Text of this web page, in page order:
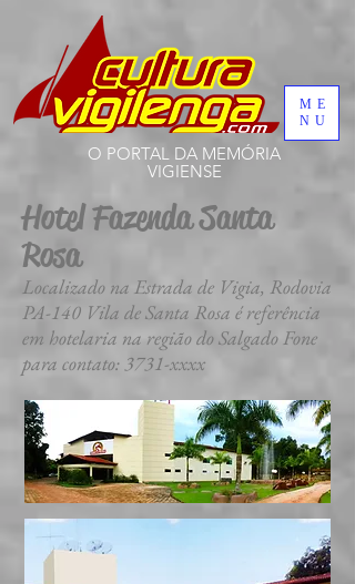
ME
NU
O PORTAL DA MEMÓRIA
VIGIENSE
Hotel Fazenda Santa
Rosa
Localizado na Estrada de Vigia, Rodovia
PA-140 Vila de Santa Rosa é referência
em hotelaria na região do Salgado Fone
para contato: 3731-xxxx